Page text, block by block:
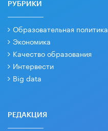
РУБРИКИ
Образовательная политика
Экономика
Качество образования
Интервести
Big data
РЕДАКЦИЯ